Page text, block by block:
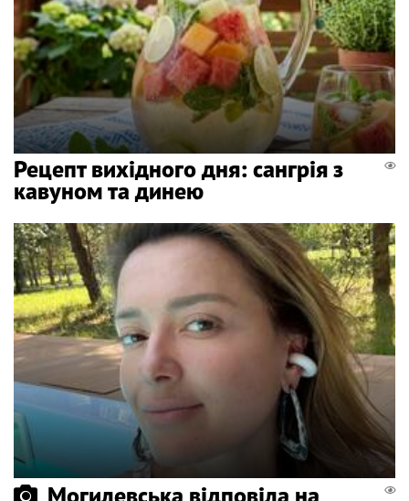
Рецепт вихідного дня: сангрія з
кавуном та динею
Могилевська відповіла на